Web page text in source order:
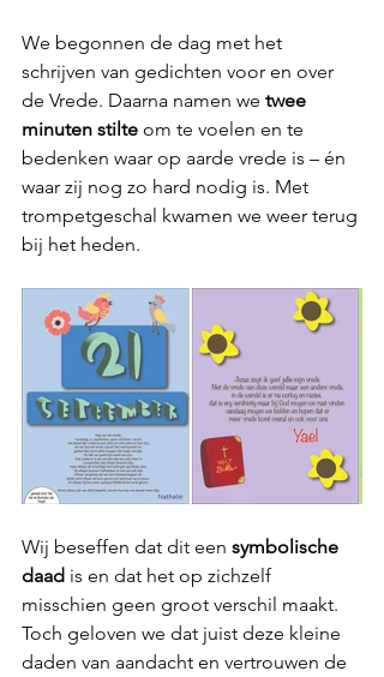
We begonnen de dag met het
schrijven van gedichten voor en over
de Vrede. Daarna namen we twee
minuten stilte om te voelen en te
bedenken waar op aarde vrede is – én
waar zij nog zo hard nodig is. Met
trompetgeschal kwamen we weer terug
bij het heden.
Wij beseffen dat dit een symbolische
daad is en dat het op zichzelf
misschien geen groot verschil maakt.
Toch geloven we dat juist deze kleine
daden van aandacht en vertrouwen de